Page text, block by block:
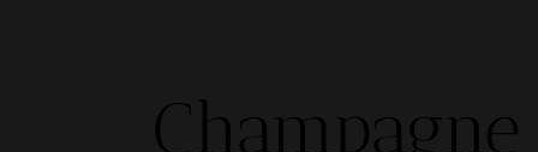
Champagne